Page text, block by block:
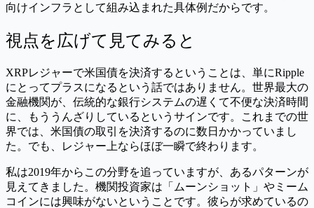
向けインフラとして組み込まれた具体例だからです。
視点を広げて見てみると
XRPレジャーで米国債を決済するということは、単にRipple
にとってプラスになるという話ではありません。世界最大の
金融機関が、伝統的な銀行システムの遅くて不便な決済時間
に、もううんざりしているというサインです。これまでの世
界では、米国債の取引を決済するのに数日かかっていまし
た。でも、レジャー上ならほぼ一瞬で終わります。
私は2019年からこの分野を追っていますが、あるパターンが
見えてきました。機関投資家は「ムーンショット」やミーム
コインには興味がないということです。彼らが求めているの